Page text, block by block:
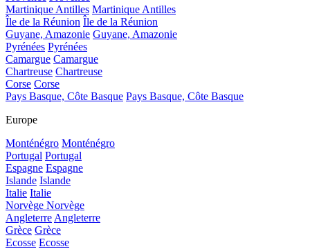
Martinique Antilles Martinique Antilles
Île de la Réunion Île de la Réunion
Guyane, Amazonie Guyane, Amazonie
Pyrénées Pyrénées
Camargue Camargue
Chartreuse Chartreuse
Corse Corse
Pays Basque, Côte Basque Pays Basque, Côte Basque
Europe
Monténégro Monténégro
Portugal Portugal
Espagne Espagne
Islande Islande
Italie Italie
Norvège Norvège
Angleterre Angleterre
Grèce Grèce
Ecosse Ecosse